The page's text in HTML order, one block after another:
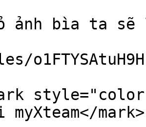
ảnh bìa ta sẽ